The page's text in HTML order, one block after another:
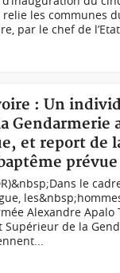
relie les communes
par le chef de
: Un
Gendarmerie
et report de
le
Alexandre Apalo
Supérieur de la